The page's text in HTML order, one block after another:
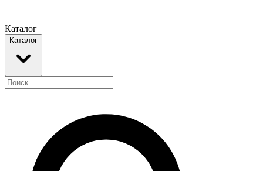
Каталог
Каталог